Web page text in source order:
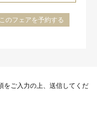
このフェアを予約する